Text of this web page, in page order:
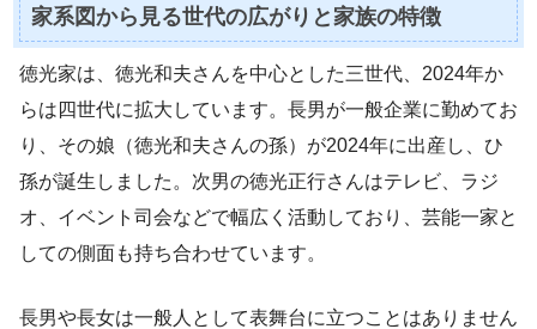
家系図から見る世代の広がりと家族の特徴
徳光家は、徳光和夫さんを中心とした三世代、2024年か
らは四世代に拡大しています。長男が一般企業に勤めてお
り、その娘（徳光和夫さんの孫）が2024年に出産し、ひ
孫が誕生しました。次男の徳光正行さんはテレビ、ラジ
オ、イベント司会などで幅広く活動しており、芸能一家と
しての側面も持ち合わせています。
長男や長女は一般人として表舞台に立つことはありません